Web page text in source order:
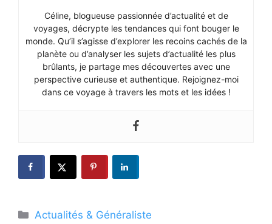
Céline, blogueuse passionnée d’actualité et de
voyages, décrypte les tendances qui font bouger le
monde. Qu’il s’agisse d’explorer les recoins cachés de la
planète ou d’analyser les sujets d’actualité les plus
brûlants, je partage mes découvertes avec une
perspective curieuse et authentique. Rejoignez-moi
dans ce voyage à travers les mots et les idées !
Catégories
Actualités & Généraliste